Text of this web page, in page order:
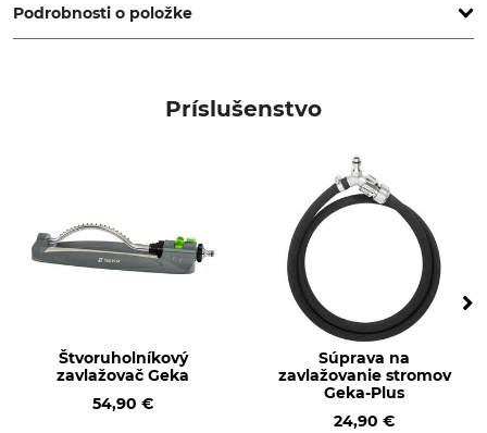
Podrobnosti o položke
Príslušenstvo
Štvoruholníkový
zavlažovač Geka
54,90 €
Súprava na
zavlažovanie stromov
Geka-Plus
24,90 €